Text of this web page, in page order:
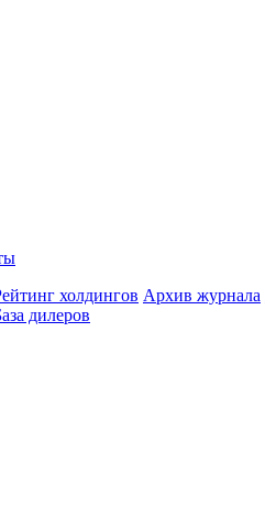
холдингов
дилеров
Архив журнала